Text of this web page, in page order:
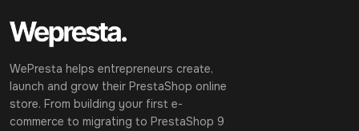
WePresta helps entrepreneurs create,
launch and grow their PrestaShop online
store. From building your first e-
commerce to migrating to PrestaShop 9